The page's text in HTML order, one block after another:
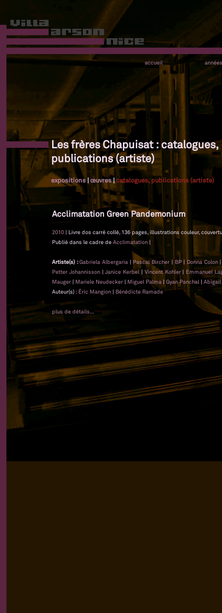
accueil années
Les frères Chapuisat : catalogues,
publications (artiste)
expositions|œuvres|catalogues, publications (artiste)
Acclimatation Green Pandemonium
2010 | Livre dos carré collé, 136 pages, illustrations couleur,
Publié dans le cadre de Acclimatation |
Artiste(s) :Gabriela Albergaria | Pascal Bircher | BP| Donna Colon
Petter Johannisson|Janice Kerbel | Vincent Kohler| Emmanuel
Mauger | Mariele Neudecker | Miguel Palma | Gyan Panchal | Abigail
Auteur(s) : Éric Mangion | Bénédicte Ramade
plus de détails...